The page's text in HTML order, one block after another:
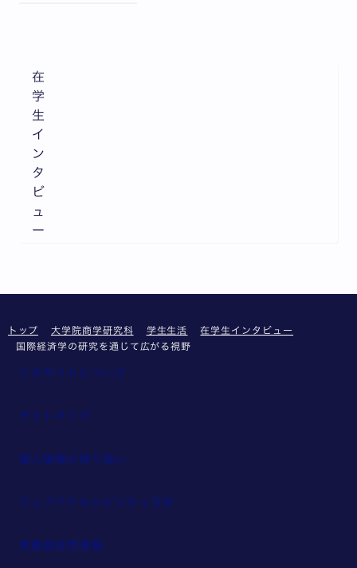
在
学
生
イ
ン
タ
ビ
ュ
ー
トップ 大学院商学研究科 学生生活
在学生インタビュー
国際経済学の研究を通じて広がる視野
このサイトについて
サイトマップ
個人情報の取り扱い
ウェブアクセシビリティ方針
教職員採用情報